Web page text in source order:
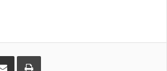
CompartirImprimir